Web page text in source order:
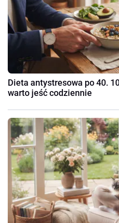
Dieta antystresowa po 40.
warto jeść codziennie